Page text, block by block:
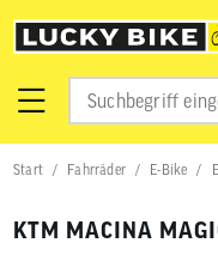
Start Fahrräder E-Bike
KTM MACINA